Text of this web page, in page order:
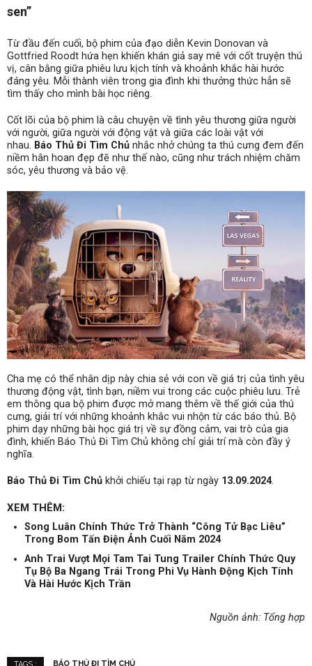
sen”
Từ đầu đến cuối, bộ phim của đạo diễn Kevin Donovan và
Gottfried Roodt hứa hẹn khiến khán giả say mê với cốt truyện thú
vị, cân bằng giữa phiêu lưu kịch tính và khoảnh khắc hài hước
đáng yêu. Mỗi thành viên trong gia đình khi thưởng thức hẳn sẽ
tìm thấy cho mình bài học riêng.
Cốt lõi của bộ phim là câu chuyện về tình yêu thương giữa người
với người, giữa người với động vật và giữa các loài vật với
nhau. Báo Thủ Đi Tìm Chủ nhắc nhở chúng ta thú cưng đem đến
niềm hân hoan đẹp đẽ như thế nào, cũng như trách nhiệm chăm
sóc, yêu thương và bảo vệ.
Cha mẹ có thể nhân dịp này chia sẻ với con về giá trị của tình yêu
thương động vật, tình bạn, niềm vui trong các cuộc phiêu lưu. Trẻ
em thông qua bộ phim được mở mang thêm về thế giới của thú
cưng, giải trí với những khoảnh khắc vui nhộn từ các báo thủ. Bộ
phim dạy những bài học giá trị về sự đồng cảm, vai trò của gia
đình, khiến Báo Thủ Đi Tìm Chủ không chỉ giải trí mà còn đầy ý
nghĩa.
Báo Thủ Đi Tìm Chủ khởi chiếu tại rạp từ ngày 13.09.2024.
XEM THÊM:
Song Luân Chính Thức Trở Thành “Công Tử Bạc Liêu”
Trong Bom Tấn Điện Ảnh Cuối Năm 2024
Anh Trai Vượt Mọi Tam Tai Tung Trailer Chính Thức Quy
Tụ Bộ Ba Ngang Trái Trong Phi Vụ Hành Động Kịch Tính
Và Hài Hước Kịch Trần
Nguồn ảnh: Tổng hợp
TAGS : BÁO THỦ ĐI TÌM CHỦ